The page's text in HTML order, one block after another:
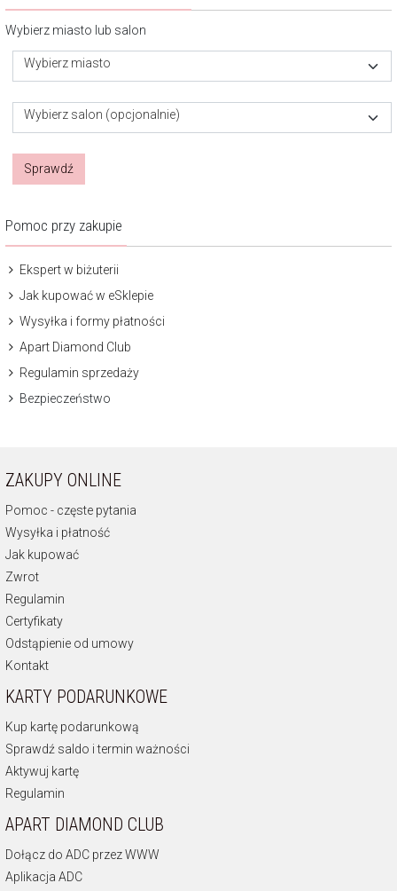
Wybierz miasto lub salon
Wybierz miasto
Wybierz salon (opcjonalnie)
Sprawdź
Pomoc przy zakupie
Ekspert w biżuterii
Jak kupować w eSklepie
Wysyłka i formy płatności
Apart Diamond Club
Regulamin sprzedaży
Bezpieczeństwo
ZAKUPY ONLINE
Pomoc - częste pytania
Wysyłka i płatność
Jak kupować
Zwrot
Regulamin
Certyfikaty
Odstąpienie od umowy
Kontakt
KARTY PODARUNKOWE
Kup kartę podarunkową
Sprawdź saldo i termin ważności
Aktywuj kartę
Regulamin
APART DIAMOND CLUB
Dołącz do ADC przez WWW
Aplikacja ADC